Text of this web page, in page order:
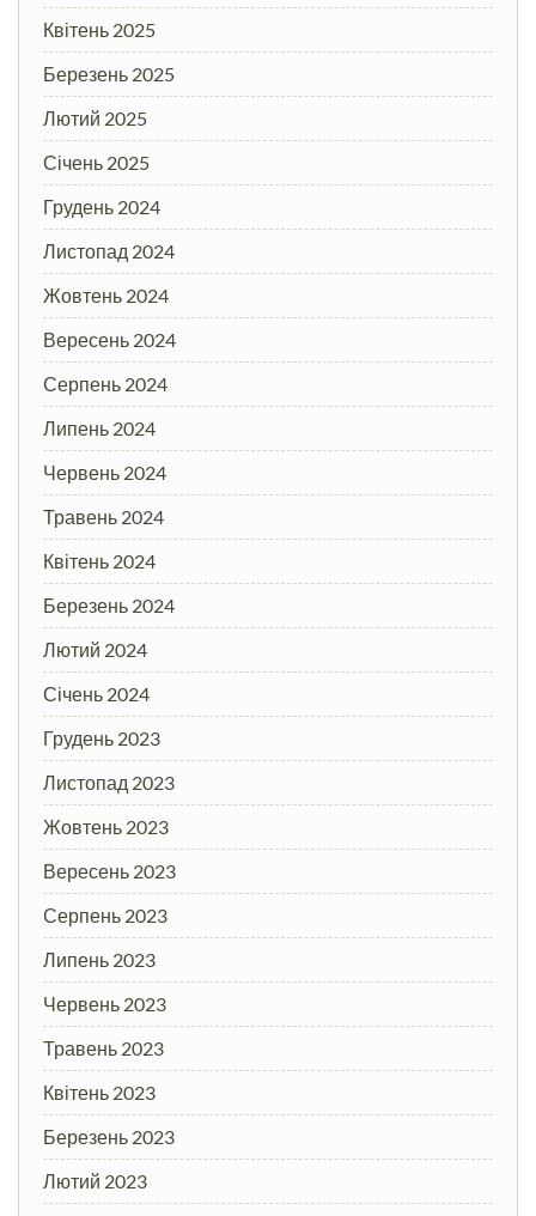
Квітень 2025
Березень 2025
Лютий 2025
Січень 2025
Грудень 2024
Листопад 2024
Жовтень 2024
Вересень 2024
Серпень 2024
Липень 2024
Червень 2024
Травень 2024
Квітень 2024
Березень 2024
Лютий 2024
Січень 2024
Грудень 2023
Листопад 2023
Жовтень 2023
Вересень 2023
Серпень 2023
Липень 2023
Червень 2023
Травень 2023
Квітень 2023
Березень 2023
Лютий 2023